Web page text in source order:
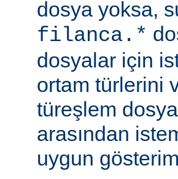
dosya yoksa,
filanca.*
dosyalar için
ortam türlerini
türeşlem
arasından
uygun